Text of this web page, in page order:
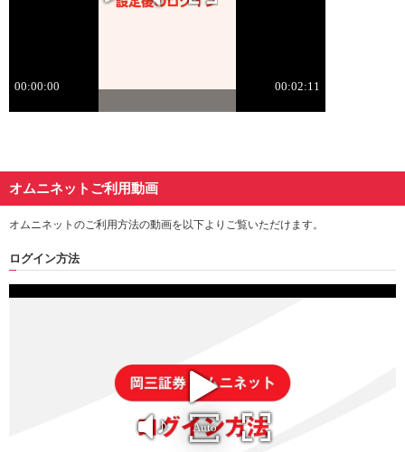
オムニネットご利用動画
オムニネットのご利用方法の動画を以下よりご覧いただけます。
ログイン方法